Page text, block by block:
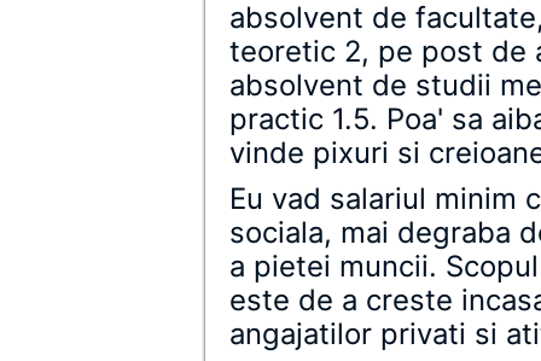
absolvent de
teoretic 2, pe post de
absolvent de studii
practic 1.5. Poa' sa
vinde pixuri si
Eu vad salariul minim
sociala, mai degraba
a pietei muncii.
este de a creste
angajatilor privati si